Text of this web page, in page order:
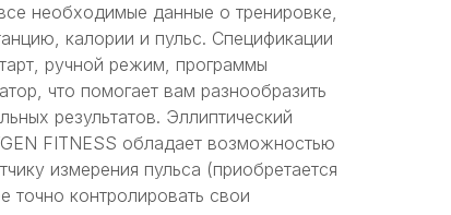
необходимые данные о тренировке,
калории и пульс. Спецификации
ручной режим, программы
что помогает вам разнообразить
результатов. Эллиптический
FITNESS обладает возможностью
измерения пульса (приобретается
точно контролировать свои